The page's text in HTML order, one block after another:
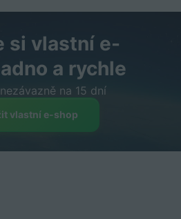
si vlastní e-
a rychle
na 15 dní
vlastní e-shop